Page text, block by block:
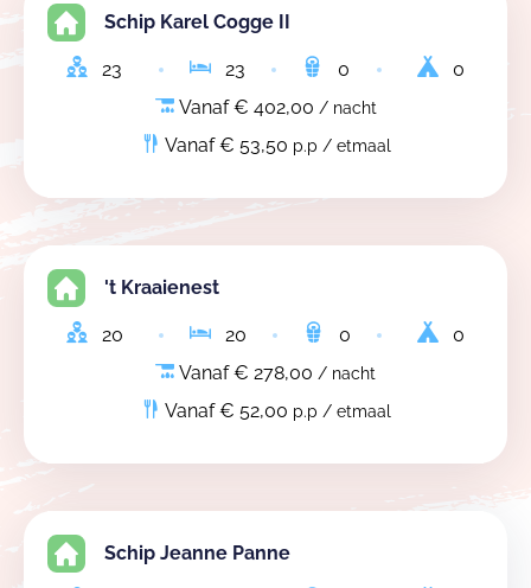
Schip Karel Cogge II
23 23 0
0
Vanaf € 402,00 / nacht
Vanaf € 53,50 p.p / etmaal
't Kraaienest
20 20 0
0
Vanaf € 278,00 / nacht
Vanaf € 52,00 p.p / etmaal
Schip Jeanne Panne